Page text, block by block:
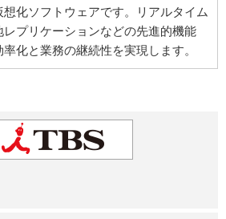
化ソフトウェアです。リアルタイム
プリケーションなどの先進的機能
化と業務の継続性を実現します。